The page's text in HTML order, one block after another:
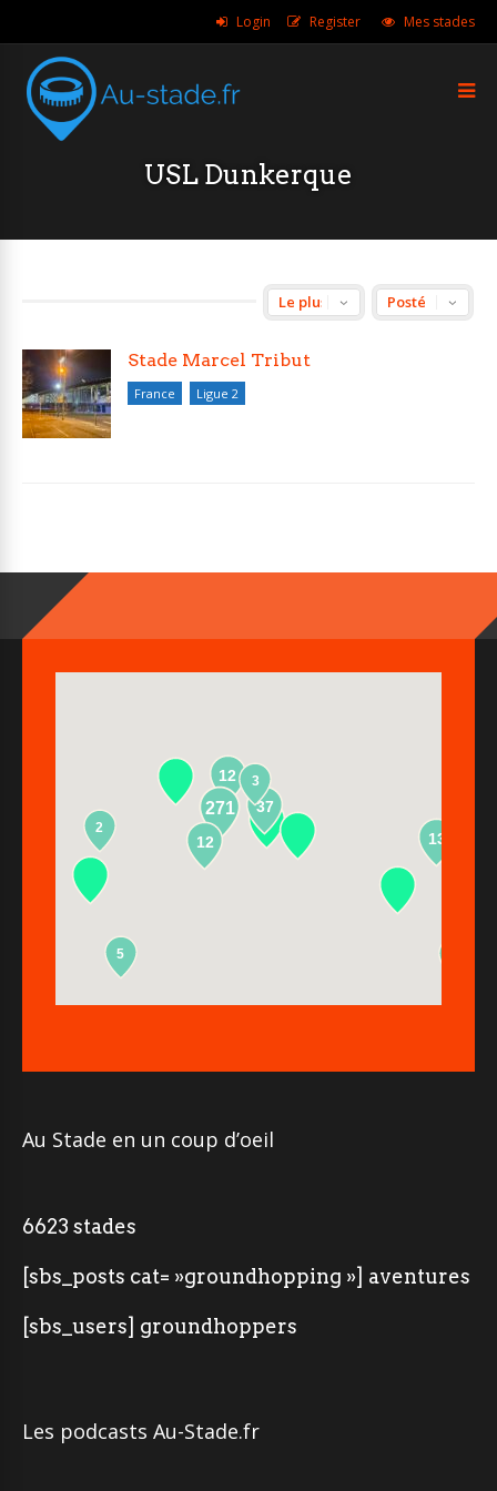
Login Register Mes stades
USL Dunkerque
Stade Marcel Tribut
France Ligue 2
12
271
13
37
2
5
12
3
Au Stade en un coup d’oeil
6623 stades
[sbs_posts cat= »groundhopping »] aventures
[sbs_users] groundhoppers
Les podcasts Au-Stade.fr